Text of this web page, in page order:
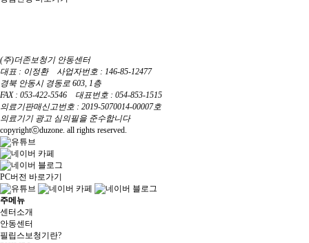
(주)더존보청기 안동센터
대표 : 이정환 사업자번호 : 146-85-12477
경북 안동시 경동로 603, 1층
FAX : 053-422-5546 대표번호 : 054-853-1515
의료기판매신고번호 : 2019-5070014-00007호
의료기기 광고 심의필을 준수합니다
copyrightⓒduzone. all rights reserved.
PC버전 바로가기
주메뉴
센터소개
안동센터
필립스보청기란?